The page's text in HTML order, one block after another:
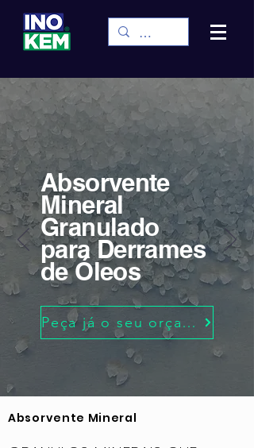
Absorvente
Mineral
Granulado
para Derrames
de Óleos
Peça já o seu orçamento
Absorvente Mineral